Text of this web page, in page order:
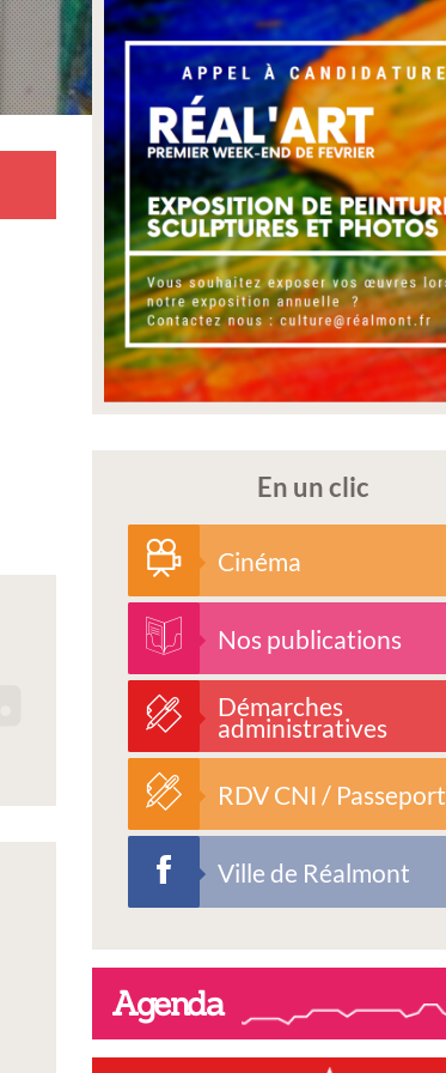
En un clic
Cinéma
Nos publications
Démarches
administratives
RDV CNI / Passeport
Ville de Réalmont
Agenda